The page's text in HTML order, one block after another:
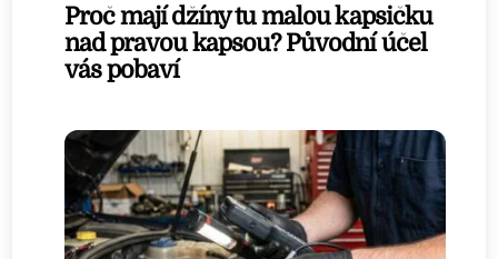
Proč mají džíny tu malou kapsičku
nad pravou kapsou? Původní účel
vás pobaví